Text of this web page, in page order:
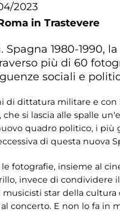
2023
in Trastevere
Spagna 1980-1990,
più di 60
sociali e
di dittatura militare e
che si lascia alle spalle
quadro politico, i
di questa nuova
le fotografie, insieme al
invece di condividere
musicisti star della cultura
concerto. E non lo fa in